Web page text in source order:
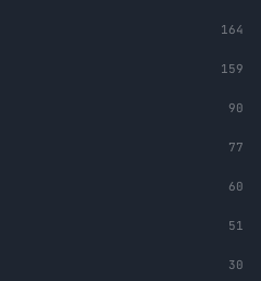
164
159
90
77
60
51
30